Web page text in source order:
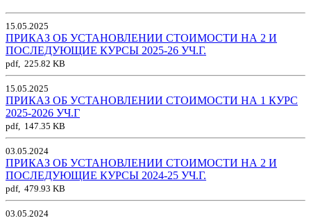
15.05.2025
ПРИКАЗ ОБ УСТАНОВЛЕНИИ СТОИМОСТИ НА 2 И
ПОСЛЕДУЮЩИЕ КУРСЫ 2025-26 УЧ.Г.
pdf, 225.82 KB
15.05.2025
ПРИКАЗ ОБ УСТАНОВЛЕНИИ СТОИМОСТИ НА 1 КУРС
2025-2026 УЧ.Г
pdf, 147.35 KB
03.05.2024
ПРИКАЗ ОБ УСТАНОВЛЕНИИ СТОИМОСТИ НА 2 И
ПОСЛЕДУЮЩИЕ КУРСЫ 2024-25 УЧ.Г.
pdf, 479.93 KB
03.05.2024